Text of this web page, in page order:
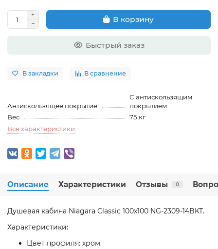
В корзину
Быстрый заказ
В закладки В сравнение
Антискользящее покрытие
С антискользящим
покрытием
Вес
75 кг
Все характеристики
Описание Характеристики Отзывы 0
Душевая кабина Niagara Classic 100x100 NG-2309-14BKT.
Характеристики:
Цвет профиля: хром.